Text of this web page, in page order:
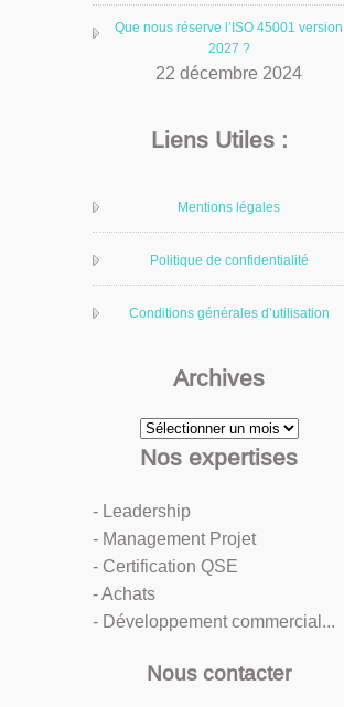
Que nous réserve l’ISO 45001 version
2027 ?
22 décembre 2024
Liens Utiles :
Mentions légales
Politique de confidentialité
Conditions générales d’utilisation
Archives
Archives
Nos expertises
- Leadership
- Management Projet
- Certification QSE
- Achats
- Développement commercial...
Nous contacter